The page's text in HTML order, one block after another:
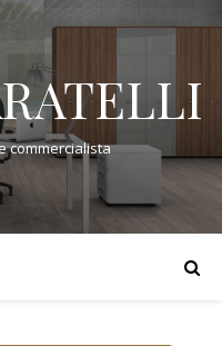
commercialista